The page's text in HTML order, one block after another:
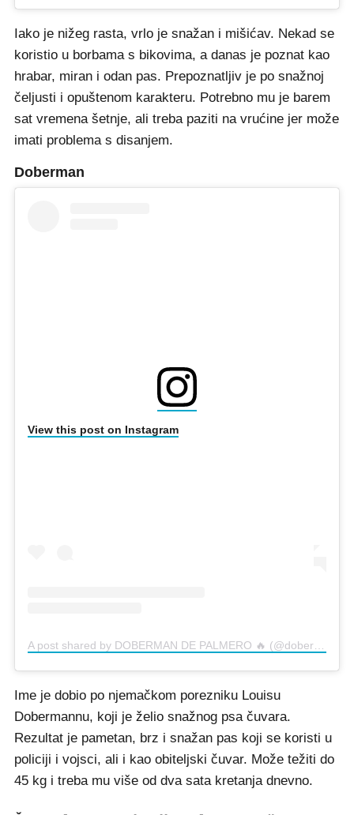
Iako je nižeg rasta, vrlo je snažan i mišićav. Nekad se
koristio u borbama s bikovima, a danas je poznat kao
hrabar, miran i odan pas. Prepoznatljiv je po snažnoj
čeljusti i opuštenom karakteru. Potrebno mu je barem
sat vremena šetnje, ali treba paziti na vrućine jer može
imati problema s disanjem.
Doberman
View this post on Instagram
Ime je dobio po njemačkom porezniku Louisu
Dobermannu, koji je želio snažnog psa čuvara.
Rezultat je pametan, brz i snažan pas koji se koristi u
policiji i vojsci, ali i kao obiteljski čuvar. Može težiti do
45 kg i treba mu više od dva sata kretanja dnevno.